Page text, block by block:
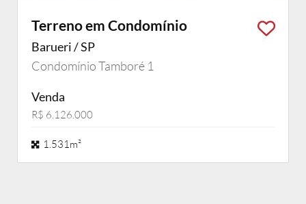
Terreno em Condomínio
Barueri / SP
Condomínio Tamboré 1
Venda
R$ 6.126.000
1.531m²